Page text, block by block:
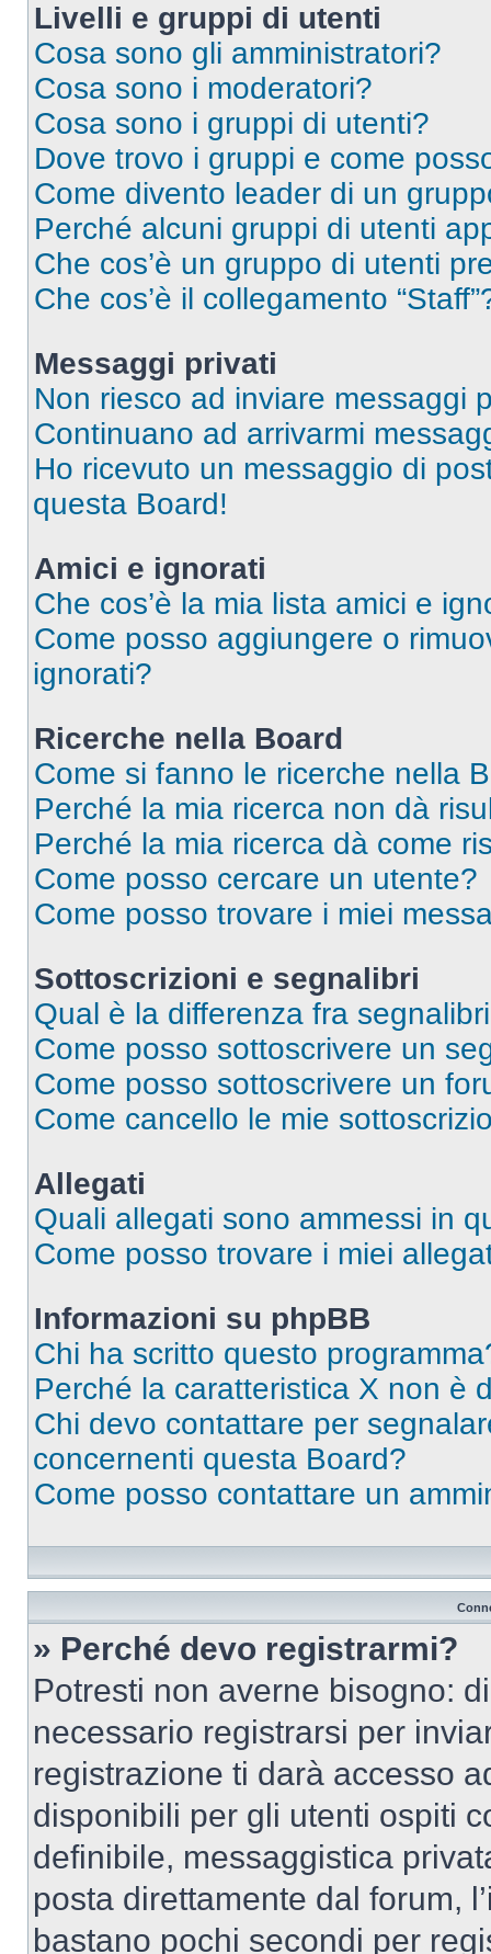
Livelli e gruppi di utenti
Cosa sono gli amministratori?
Cosa sono i moderatori?
Cosa sono i gruppi di utenti?
Dove trovo i gruppi e come
Come divento leader di un
Perché alcuni gruppi di utenti
Che cos’è un gruppo di utenti
Che cos’è il collegamento
Messaggi privati
Non riesco ad inviare messaggi
Continuano ad arrivarmi
Ho ricevuto un messaggio di
questa Board!
Amici e ignorati
Che cos’è la mia lista amici e
Come posso aggiungere o
ignorati?
Ricerche nella Board
Come si fanno le ricerche nella
Perché la mia ricerca non dà
Perché la mia ricerca dà come
Come posso cercare un utente?
Come posso trovare i miei
Sottoscrizioni e segnalibri
Qual è la differenza fra
Come posso sottoscrivere un
Come posso sottoscrivere un
Come cancello le mie
Allegati
Quali allegati sono ammessi in
Come posso trovare i miei
Informazioni su phpBB
Chi ha scritto questo
Perché la caratteristica X non è
Chi devo contattare per
concernenti questa Board?
Come posso contattare un
» Perché devo registrarmi?
Potresti non averne bisogno:
necessario registrarsi per
registrazione ti darà accesso
disponibili per gli utenti ospiti
definibile, messaggistica
posta direttamente dal forum,
bastano pochi secondi per